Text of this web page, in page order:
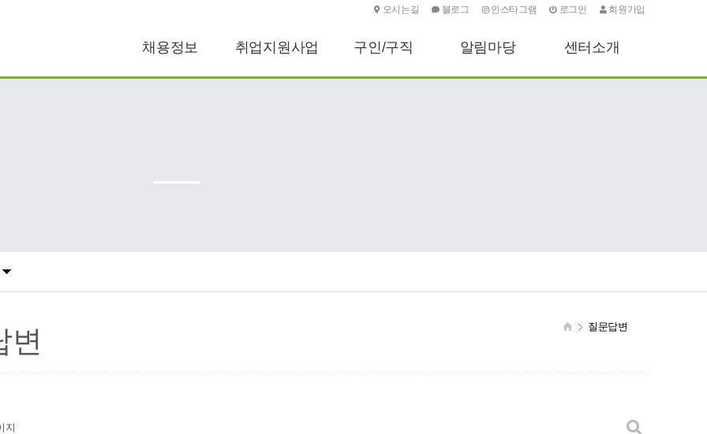
채용정보 취업지원사업 구인/구직 알림마당 센터소개
오시는길 블로그 인스타그램 로그인 회원가입
질문답변
변
지